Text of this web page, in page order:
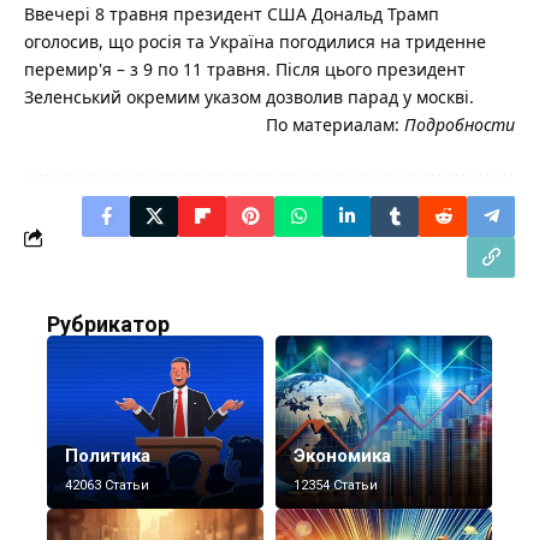
Ввечері 8 травня президент США Дональд Трамп
оголосив, що росія та Україна погодилися на триденне
перемир'я – з 9 по 11 травня. Після цього президент
Зеленський окремим указом дозволив парад у москві.
По материалам: Подробности
Рубрикатор
Политика
42063 Статьи
Экономика
12354 Статьи